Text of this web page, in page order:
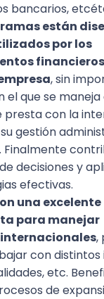
bancarios,
están
por los
, sin
el que se maneja
presta con la
gestión
Finalmente
decisiones y
efectivas.
una excelente
para manejar
,
con distintos
etc.
de